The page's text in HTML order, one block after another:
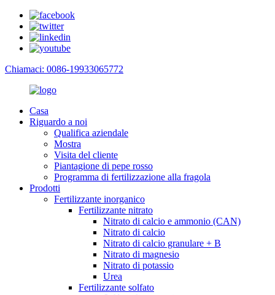
Chiamaci: 0086-19933065772
Casa
Riguardo a noi
Qualifica aziendale
Mostra
Visita del cliente
Piantagione di pepe rosso
Programma di fertilizzazione alla fragola
Prodotti
Fertilizzante inorganico
Fertilizzante nitrato
Nitrato di calcio e ammonio (CAN)
Nitrato di calcio
Nitrato di calcio granulare + B
Nitrato di magnesio
Nitrato di potassio
Urea
Fertilizzante solfato